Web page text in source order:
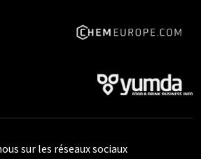
sur les réseaux sociaux